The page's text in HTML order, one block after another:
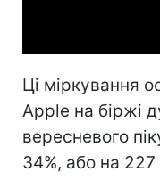
Ці міркування
Apple на біржі
вересневого
34%, або на